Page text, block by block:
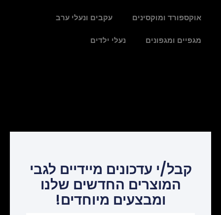
אוקספורד ומוקסינים עקבים ונעלי ערב
מגפיים ומגפונים נעלי ילדים
קבל/י עדכונים מיידיים לגבי
המוצרים החדשים שלנו
ומבצעים מיוחדים!